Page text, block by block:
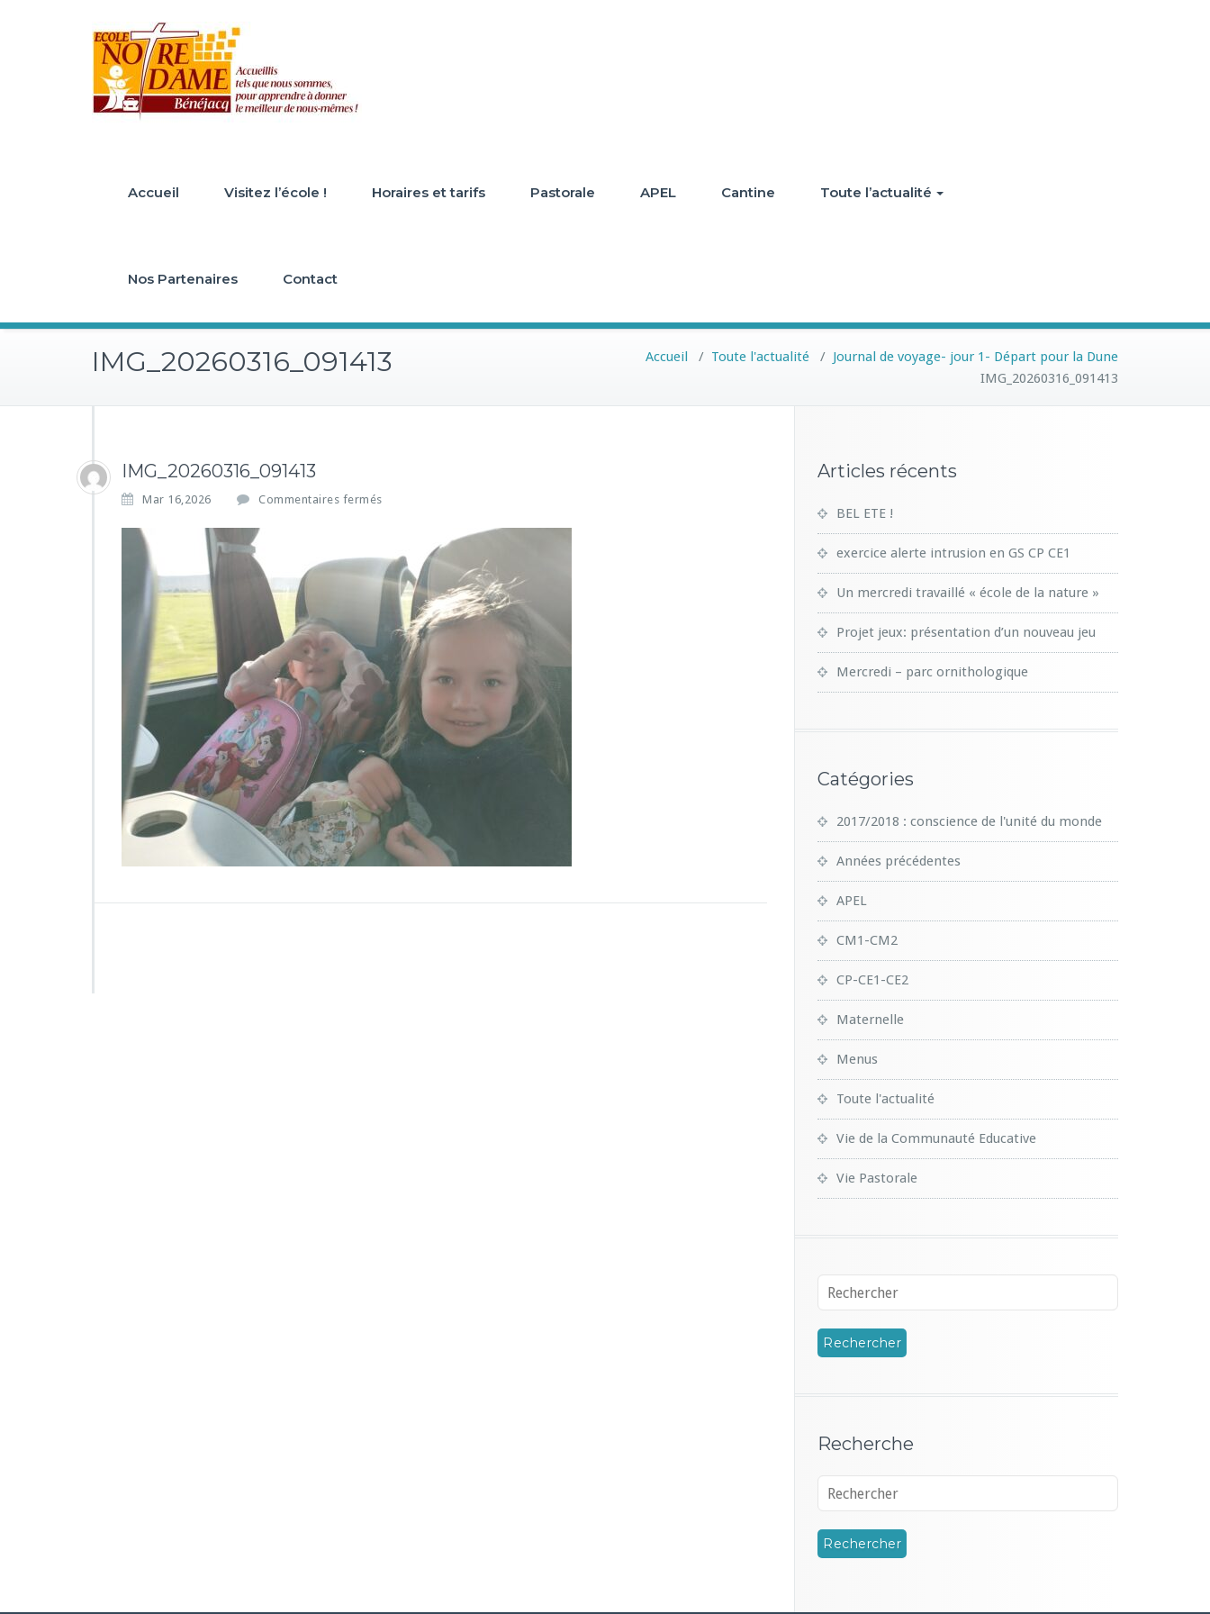
Accueil Visitez l’école ! Horaires et tarifs Pastorale APEL Cantine Toute l’actualité
Nos Partenaires Contact
IMG_20260316_091413 Accueil / Toute l'actualité / Journal de voyage- jour 1- Départ pour la Dune
IMG_20260316_091413
IMG_20260316_091413
Mar 16,2026 Commentaires fermés
M
G
0
6
3
1
6
_
9
4
1
Articles récents
BEL ETE !
exercice alerte intrusion en GS CP CE1
Un mercredi travaillé « école de la nature »
Projet jeux: présentation d’un nouveau jeu
Mercredi – parc ornithologique
Catégories
2017/2018 : conscience de l'unité du monde
Années précédentes
APEL
CM1-CM2
CP-CE1-CE2
Maternelle
Menus
Toute l'actualité
Vie de la Communauté Educative
Vie Pastorale
Recherche